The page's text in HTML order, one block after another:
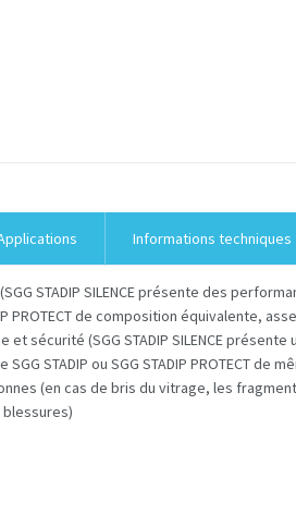
Informations techniques
STADIP SILENCE présente des
PROTECT de composition équivalente,
et sécurité (SGG STADIP SILENCE
STADIP ou SGG STADIP PROTECT de
(en cas de bris du vitrage, les